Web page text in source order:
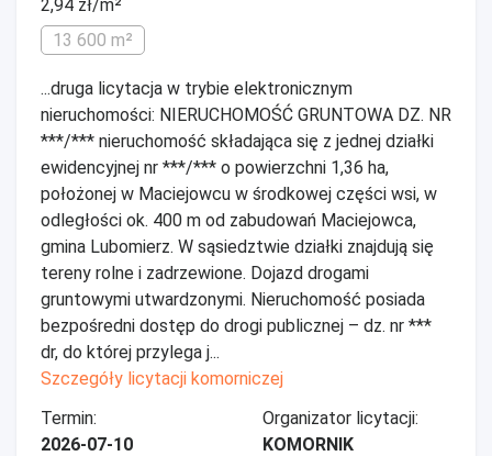
2,94 zł/m²
13 600 m²
...druga licytacja w trybie elektronicznym
nieruchomości: NIERUCHOMOŚĆ GRUNTOWA DZ. NR
***/*** nieruchomość składająca się z jednej działki
ewidencyjnej nr ***/*** o powierzchni 1,36 ha,
położonej w Maciejowcu w środkowej części wsi, w
odległości ok. 400 m od zabudowań Maciejowca,
gmina Lubomierz. W sąsiedztwie działki znajdują się
tereny rolne i zadrzewione. Dojazd drogami
gruntowymi utwardzonymi. Nieruchomość posiada
bezpośredni dostęp do drogi publicznej – dz. nr ***
dr, do której przylega j...
Szczegóły licytacji komorniczej
Termin:
2026-07-10
Organizator licytacji:
KOMORNIK